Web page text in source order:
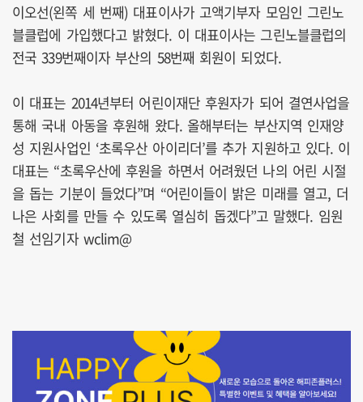
이오선(왼쪽 세 번째) 대표이사가 고액기부자 모임인 그린노
블클럽에 가입했다고 밝혔다. 이 대표이사는 그린노블클럽의
전국 339번째이자 부산의 58번째 회원이 되었다.
이 대표는 2014년부터 어린이재단 후원자가 되어 결연사업을
통해 국내 아동을 후원해 왔다. 올해부터는 부산지역 인재양
성 지원사업인 ‘초록우산 아이리더’를 추가 지원하고 있다. 이
대표는 “초록우산에 후원을 하면서 어려웠던 나의 어린 시절
을 돕는 기분이 들었다”며 “어린이들이 밝은 미래를 열고, 더
나은 사회를 만들 수 있도록 열심히 돕겠다”고 말했다. 임원
철 선임기자 wclim@